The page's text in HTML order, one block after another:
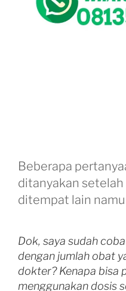
Beberapa
ditanyakan
ditempat lain
Dok, saya sudah
dengan jumlah obat
dokter? Kenapa bisa
menggunakan dosis